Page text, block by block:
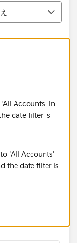
'All Accounts' in
date filter is